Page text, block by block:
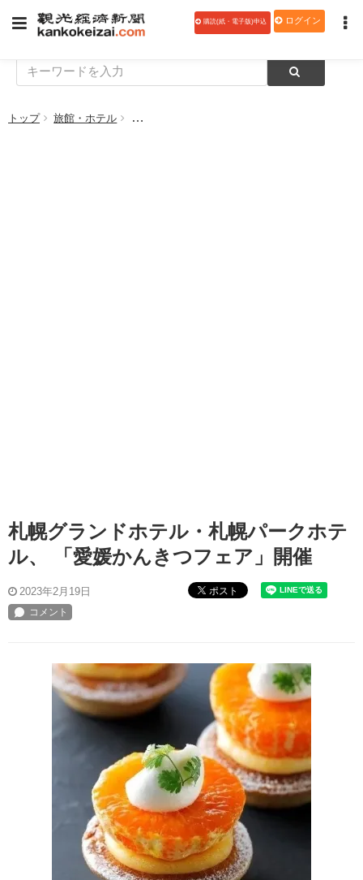
購読(紙・電子版)申込 ログイン
トップ 旅館・ホテル 札幌グランドホテル・札幌パークホテル、 「愛
札幌グランドホテル・札幌パークホテ
ル、 「愛媛かんきつフェア」開催
2023年2月19日 ポスト